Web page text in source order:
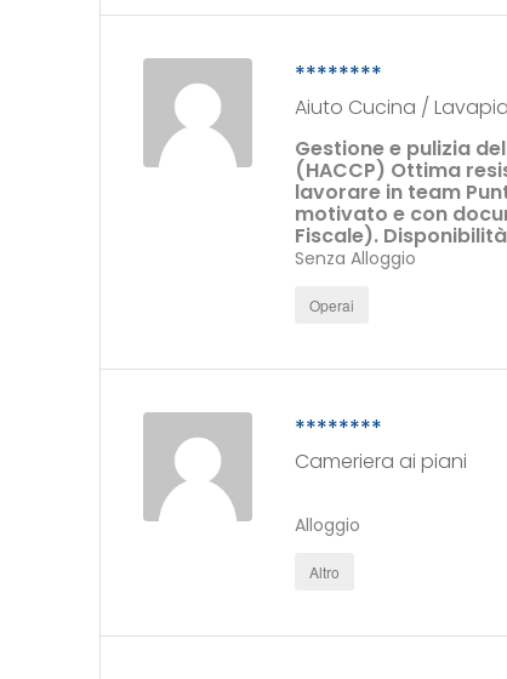
********
Aiuto Cucina /
Gestione e pulizia
(HACCP) Ottima
lavorare in team
motivato e con
Fiscale).
Senza Alloggio
Operai
********
Cameriera ai piani
Alloggio
Altro